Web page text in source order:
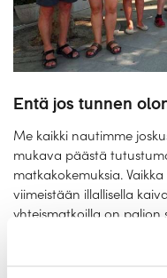
Entä jos tunnen
Me kaikki nautimme
mukava päästä
matkakokemuksia.
viimeistään illallisella
yhteismatkoilla on paljon
matkat ovat
laiva on varattu vain
kielitaidotonta